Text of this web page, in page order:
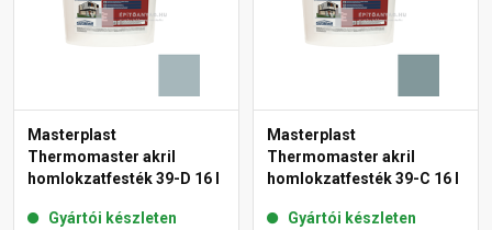
Masterplast
Thermomaster akril
homlokzatfesték 39-D 16 l
Gyártói készleten
Masterplast
Thermomaster akril
homlokzatfesték 39-C 16 l
Gyártói készleten